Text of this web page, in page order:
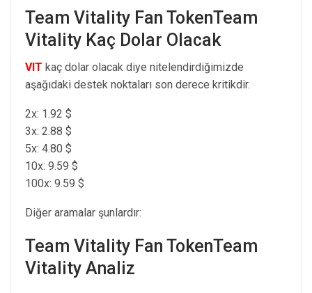
Team Vitality Fan TokenTeam
Vitality Kaç Dolar Olacak
VIT kaç dolar olacak diye nitelendirdiğimizde
aşağıdaki destek noktaları son derece kritikdir.
2x: 1.92 $
3x: 2.88 $
5x: 4.80 $
10x: 9.59 $
100x: 9.59 $
Diğer aramalar şunlardır:
Team Vitality Fan TokenTeam
Vitality Analiz